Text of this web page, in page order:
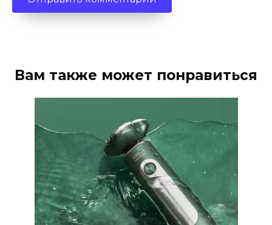
Вам также может понравиться